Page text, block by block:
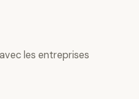
les entreprises